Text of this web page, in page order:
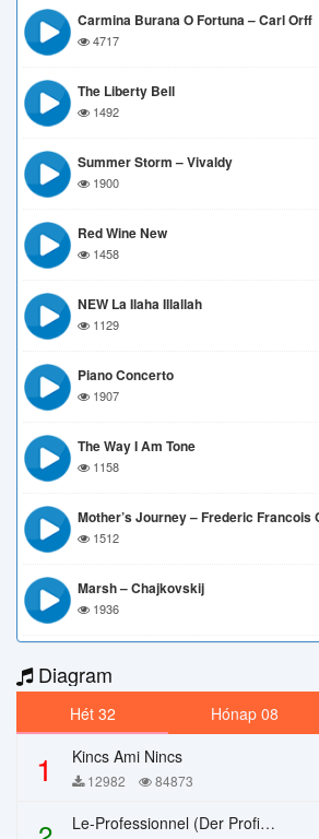
Carmina Burana O Fortuna – Carl Orff
4717
The Liberty Bell
1492
Summer Storm – Vivaldy
1900
Red Wine New
1458
NEW La Ilaha Illallah
1129
Piano Concerto
1907
The Way I Am Tone
1158
Mother’s Journey – Frederic Francois
1512
Marsh – Chajkovskij
1936
Diagram
Hét 32 Hónap 08
1 Kincs Ami Nincs
12982 84873
Le-Professionnel (Der Profi) – Chi Mai